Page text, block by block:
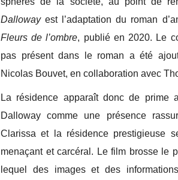
Dallowayest l’adaptation du roman
Fleurs de l’ombre, publié en 2020. Le
pas présent dans le roman a été
Nicolas Bouvet, en collaboration avec
La résidence apparaît donc de prime
Dalloway comme une présence
Clarissa et la résidence prestigieuse
menaçant et carcéral. Le film brosse le
lequel des images et des